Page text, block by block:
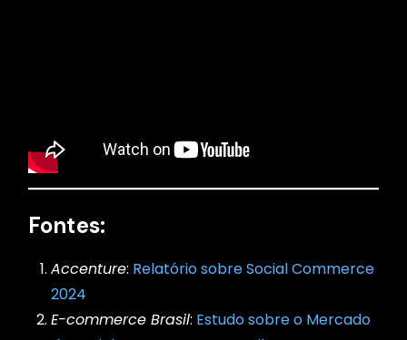
Fontes:
Accenture: Relatório sobre Social Commerce
2024
E-commerce Brasil: Estudo sobre o Mercado